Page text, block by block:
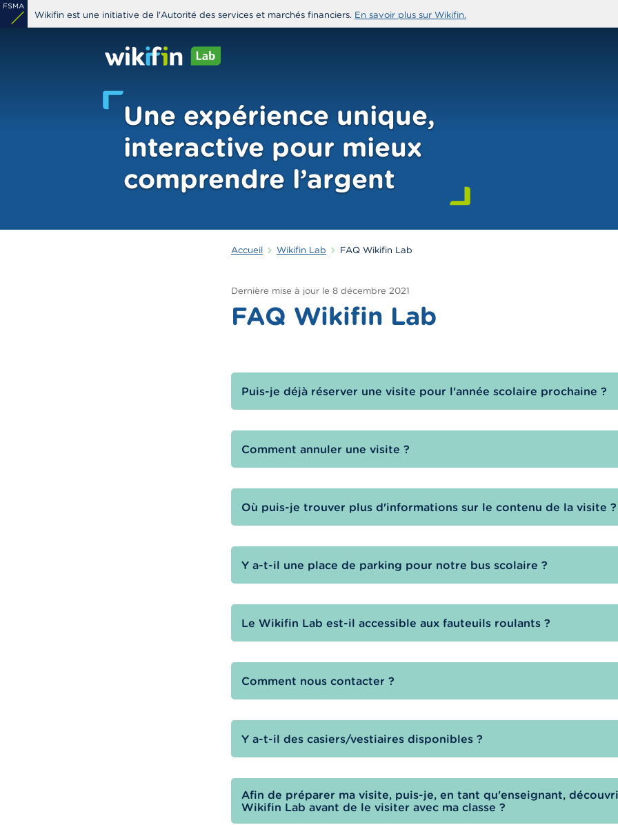
Aller
au
Wikifin est une initiative de l'Autorité des services et marchés financiers. En savoir plus sur Wikifin.
Une expérience unique,
interactive pour mieux
comprendre l’argent
Accueil Wikifin Lab FAQ Wikifin Lab
Dernière mise à jour le 8 décembre 2021
FAQ Wikifin Lab
Puis-je déjà réserver une visite pour l'année scolaire prochaine ?
Comment annuler une visite ?
Où puis-je trouver plus d'informations sur le contenu de la visite ?
Y a-t-il une place de parking pour notre bus scolaire ?
Le Wikifin Lab est-il accessible aux fauteuils roulants ?
Comment nous contacter ?
Y a-t-il des casiers/vestiaires disponibles ?
Afin de préparer ma visite, puis-je, en tant qu'enseignant,
Wikifin Lab avant de le visiter avec ma classe ?